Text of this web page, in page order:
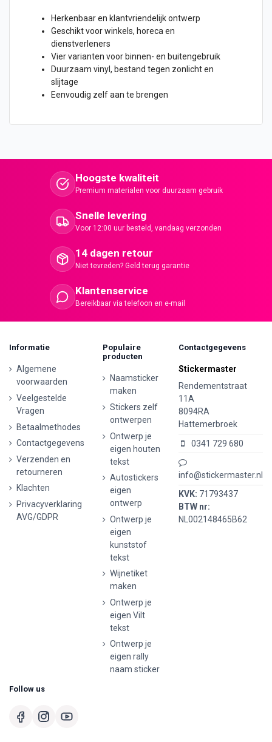
Herkenbaar en klantvriendelijk ontwerp
Geschikt voor winkels, horeca en
dienstverleners
Vier varianten voor binnen- en buitengebruik
Duurzaam vinyl, bestand tegen zonlicht en
slijtage
Eenvoudig zelf aan te brengen
Hoogste kwaliteit
Premium materialen voor duurzaam gebruik
Snelle levering
Voor 12:00 uur besteld, vandaag verzonden
14 dagen retour
Niet tevreden? Geld terug garantie
Klantenservice
Bereikbaar via telefoon en e-mail
Informatie
Algemene
voorwaarden
Veelgestelde
Vragen
Betaalmethodes
Contactgegevens
Verzenden en
retourneren
Klachten
Privacyverklaring
AVG/GDPR
Populaire
producten
Naamsticker
maken
Stickers zelf
ontwerpen
Ontwerp je
eigen houten
tekst
Autostickers
eigen
ontwerp
Ontwerp je
eigen
kunststof
tekst
Wijnetiket
maken
Ontwerp je
eigen Vilt
tekst
Ontwerp je
eigen rally
naam sticker
Contactgegevens
Stickermaster
Rendementstraat
11A
8094RA
Hattemerbroek
0341 729 680
info@stickermaster.nl
KVK: 71793437
BTW nr:
NL002148465B62
Follow us